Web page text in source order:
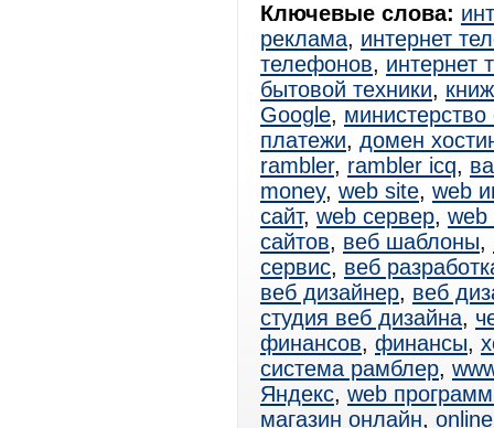
Ключевые слова:
реклама, интернет
телефонов, интернет
бытовой техники,
Google,
платежи, домен
rambler, rambler icq,
money, web site, web
сайт, web сервер, web
сайтов, веб шаблоны,
сервис, веб
веб дизайнер, веб
студия веб дизайна,
финансов, финансы,
система рамблер,
Яндекс, web
магазин онлайн, online